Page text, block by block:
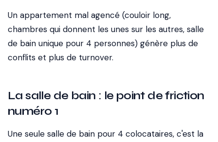
Un appartement mal agencé (couloir long,
chambres qui donnent les unes sur les autres, salle
de bain unique pour 4 personnes) génère plus de
conflits et plus de turnover.
La salle de bain : le point de friction
numéro 1
Une seule salle de bain pour 4 colocataires, c'est la